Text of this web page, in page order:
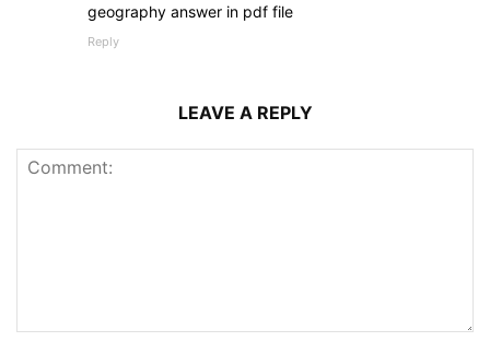
geography answer in pdf file
Reply
LEAVE A REPLY